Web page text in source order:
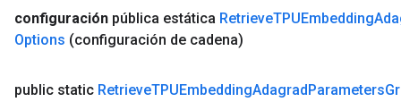
configuración pública estática RetrieveTPUEmbedding
Options (configuración de cadena)
public static RetrieveTPUEmbeddingAdagradParameters